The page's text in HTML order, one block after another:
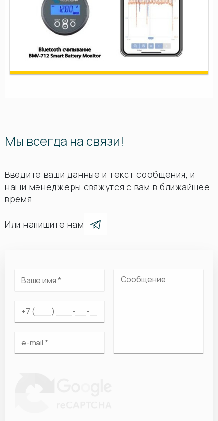
Мы всегда на связи!
Введите ваши данные и текст сообщения, и
наши менеджеры свяжутся с вам в ближайшее
время
Или напишите нам